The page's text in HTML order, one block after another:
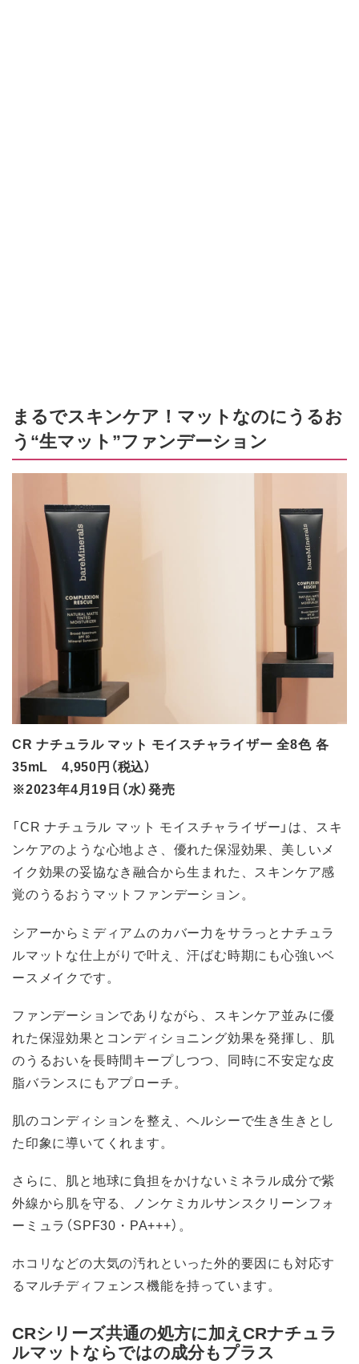
まるでスキンケア！マットなのにうるお
う“生マット”ファンデーション
CR ナチュラル マット モイスチャライザー 全8色 各
35mL 4,950円（税込）
※2023年4月19日（水）発売
「CR ナチュラル マット モイスチャライザー」は、スキ
ンケアのような心地よさ、優れた保湿効果、美しいメ
イク効果の妥協なき融合から生まれた、スキンケア感
覚のうるおうマットファンデーション。
シアーからミディアムのカバー力をサラっとナチュラ
ルマットな仕上がりで叶え、汗ばむ時期にも心強いベ
ースメイクです。
ファンデーションでありながら、スキンケア並みに優
れた保湿効果とコンディショニング効果を発揮し、肌
のうるおいを長時間キープしつつ、同時に不安定な皮
脂バランスにもアプローチ。
肌のコンディションを整え、ヘルシーで生き生きとし
た印象に導いてくれます。
さらに、肌と地球に負担をかけないミネラル成分で紫
外線から肌を守る、ノンケミカルサンスクリーンフォ
ーミュラ（SPF30・PA+++）。
ホコリなどの大気の汚れといった外的要因にも対応す
るマルチディフェンス機能を持っています。
CRシリーズ共通の処方に加えCRナチュラ
ルマットならではの成分もプラス